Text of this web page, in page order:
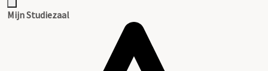
Mijn Studiezaal